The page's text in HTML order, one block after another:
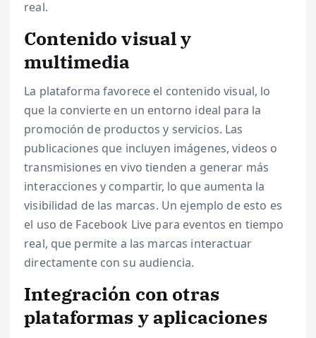
real.
Contenido visual y
multimedia
La plataforma favorece el contenido visual, lo
que la convierte en un entorno ideal para la
promoción de productos y servicios. Las
publicaciones que incluyen imágenes, videos o
transmisiones en vivo tienden a generar más
interacciones y compartir, lo que aumenta la
visibilidad de las marcas. Un ejemplo de esto es
el uso de Facebook Live para eventos en tiempo
real, que permite a las marcas interactuar
directamente con su audiencia.
Integración con otras
plataformas y aplicaciones